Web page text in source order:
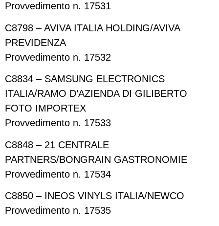
Provvedimento n. 17531
C8798 – AVIVA ITALIA HOLDING/AVIVA
PREVIDENZA
Provvedimento n. 17532
C8834 – SAMSUNG ELECTRONICS
ITALIA/RAMO D’AZIENDA DI GILIBERTO
FOTO IMPORTEX
Provvedimento n. 17533
C8848 – 21 CENTRALE
PARTNERS/BONGRAIN GASTRONOMIE
Provvedimento n. 17534
C8850 – INEOS VINYLS ITALIA/NEWCO
Provvedimento n. 17535